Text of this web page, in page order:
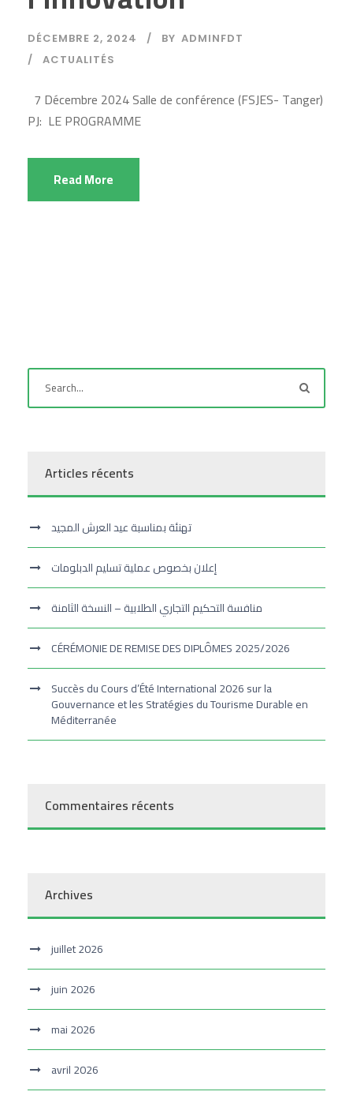
DÉCEMBRE 2, 2024 BY ADMINFDT
ACTUALITÉS
7 Décembre 2024 Salle de conférence (FSJES- Tanger)
PJ: LE PROGRAMME
Read More
Articles récents
تهنئة بمناسبة عيد العرش المجيد
إعلان بخصوص عملية تسليم الدبلومات
منافسة التحكيم التجاري الطلابية – النسخة الثامنة
CÉRÉMONIE DE REMISE DES DIPLÔMES 2025/2026
Succès du Cours d’Été International 2026 sur la
Gouvernance et les Stratégies du Tourisme Durable en
Méditerranée
Commentaires récents
Archives
juillet 2026
juin 2026
mai 2026
avril 2026